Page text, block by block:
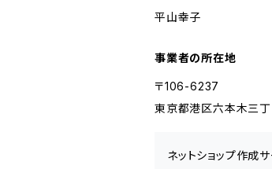
平山幸子
事業者の所在地
〒106-6237
東京都港区六本木三
ネットショップ作成